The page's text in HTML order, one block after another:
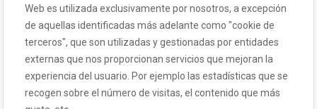
Web es utilizada exclusivamente por nosotros, a excepción
de aquellas identificadas más adelante como "cookie de
terceros", que son utilizadas y gestionadas por entidades
externas que nos proporcionan servicios que mejoran la
experiencia del usuario. Por ejemplo las estadísticas que se
recogen sobre el número de visitas, el contenido que más